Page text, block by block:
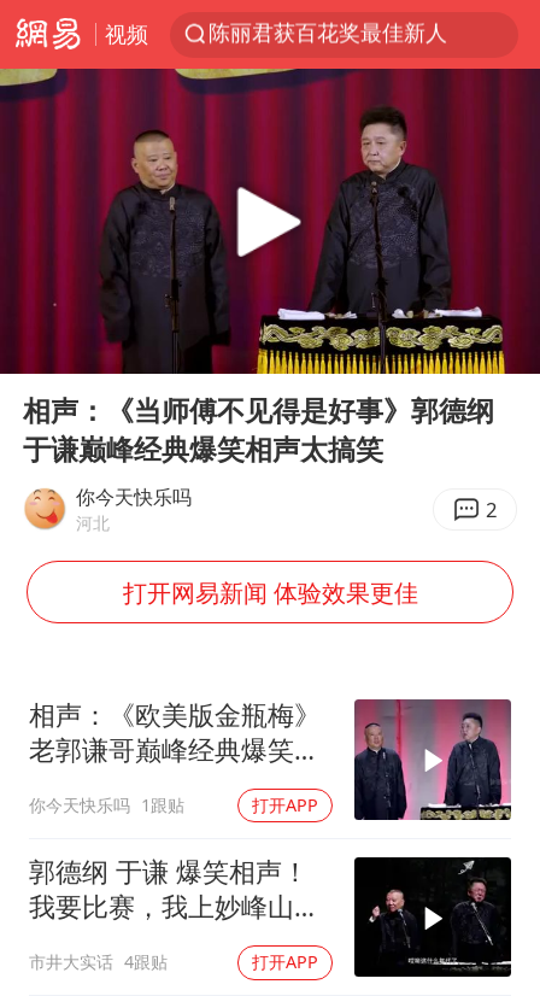
视频
陈丽君获百花奖最佳新人
外交部：百余名菲律宾公民被依法处理
台湾不是国家不存在“国格”
哥伦比亚强震已致超20人死亡
哥伦比亚发生7.5级地震
上海将苏州河水强排至黄浦江
中方：奉劝美方解除对古巴制裁封锁
“老戏骨”秦焰去世
伊朗最高领袖将任命数名高级指挥官
广岛长崎的昨天未必不会是日本的明天
我国民营企业创新动能持续增强
高铁双人座被免票儿童挤成3人座
五角大楼再公布UFO视频
母子三人想去郴州结果到了彬州
Play
15:25
相声：《当师傅不见得是好事》郭德纲
于谦巅峰经典爆笑相声太搞笑
你今天快乐吗
河北 2
打开网易新闻 体验效果更佳
相声：《欧美版金瓶梅》
老郭谦哥巅峰经典爆笑相
你今天快乐吗 1跟贴 打开APP
郭德纲 于谦 爆笑相声！
我要比赛，我上妙峰山干
嘛去？你去拜一拜冠军老
祖庙
市井大实话 4跟贴 打开APP